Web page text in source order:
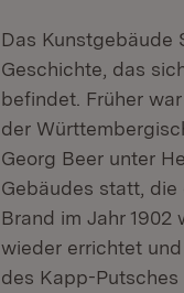
Das Kunstgebäude
Geschichte, das
befindet. Früher
der
Georg Beer unter
Gebäudes statt,
Brand im Jahr
wieder errichtet und
des Kapp-Putsches